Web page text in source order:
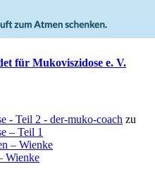
für Mukoviszidose e. V.
- Teil 2 - der-muko-coach zu
– Teil 1
– Wienke
Wienke